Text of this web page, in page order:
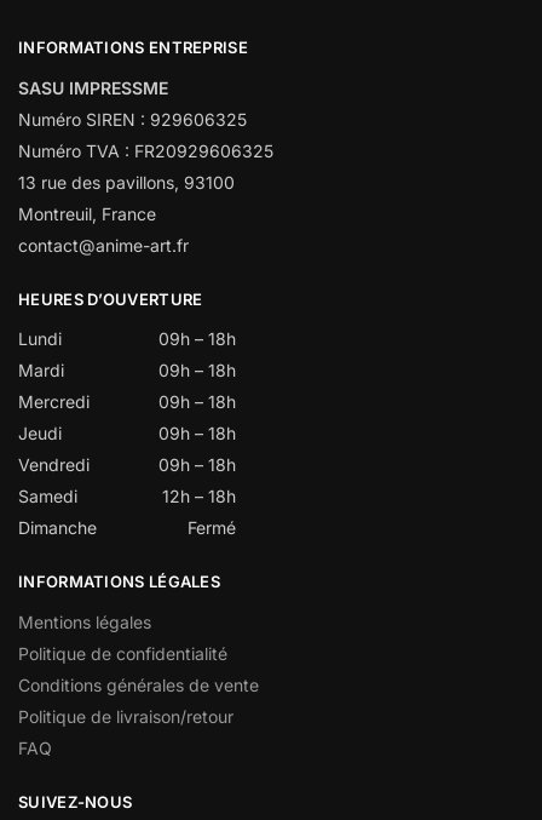
INFORMATIONS ENTREPRISE
SASU IMPRESSME
Numéro SIREN : 929606325
Numéro TVA : FR20929606325
13 rue des pavillons, 93100
Montreuil, France
contact@anime-art.fr
HEURES D’OUVERTURE
Lundi
09h – 18h
Mardi
09h – 18h
Mercredi
09h – 18h
Jeudi
09h – 18h
Vendredi
09h – 18h
Samedi
12h – 18h
Dimanche
Fermé
INFORMATIONS LÉGALES
Mentions légales
Politique de confidentialité
Conditions générales de vente
Politique de livraison/retour
FAQ
SUIVEZ-NOUS